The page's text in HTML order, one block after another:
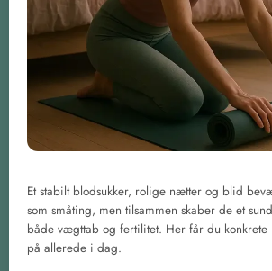
Et stabilt blodsukker, rolige nætter og blid
som småting, men tilsammen skaber de et
både vægttab og fertilitet. Her får du konkrete
på allerede i dag.